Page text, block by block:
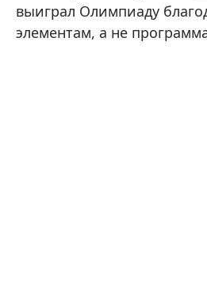
выиграл Олимпиаду
элементам, а не